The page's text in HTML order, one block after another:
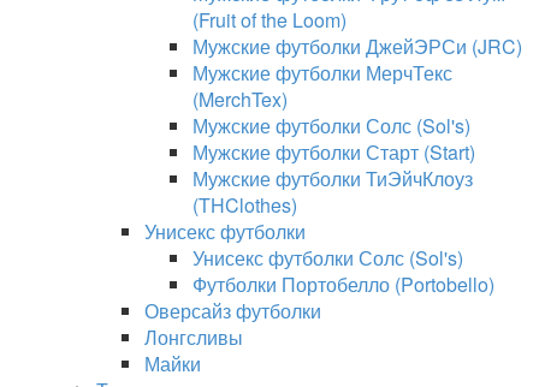
(Fruit of the Loom)
Мужские футболки ДжейЭРСи (JRC)
Мужские футболки МерчТекс
(MerchTex)
Мужские футболки Солс (Sol's)
Мужские футболки Старт (Start)
Мужские футболки ТиЭйчКлоуз
(THClothes)
Унисекс футболки
Унисекс футболки Солс (Sol's)
Футболки Портобелло (Portobello)
Оверсайз футболки
Лонгсливы
Майки